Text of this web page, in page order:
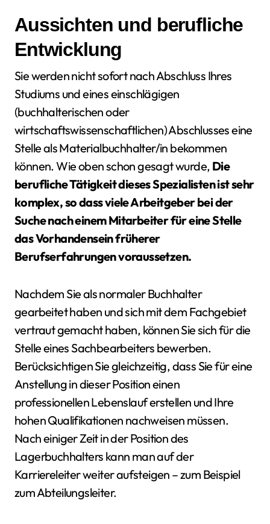
Aussichten und berufliche
Entwicklung
Sie werden nicht sofort nach Abschluss Ihres
Studiums und eines einschlägigen
(buchhalterischen oder
wirtschaftswissenschaftlichen) Abschlusses eine
Stelle als Materialbuchhalter/in bekommen
können. Wie oben schon gesagt wurde, Die
berufliche Tätigkeit dieses Spezialisten ist sehr
komplex, so dass viele Arbeitgeber bei der
Suche nach einem Mitarbeiter für eine Stelle
das Vorhandensein früherer
Berufserfahrungen voraussetzen.
Nachdem Sie als normaler Buchhalter
gearbeitet haben und sich mit dem Fachgebiet
vertraut gemacht haben, können Sie sich für die
Stelle eines Sachbearbeiters bewerben.
Berücksichtigen Sie gleichzeitig, dass Sie für eine
Anstellung in dieser Position einen
professionellen Lebenslauf erstellen und Ihre
hohen Qualifikationen nachweisen müssen.
Nach einiger Zeit in der Position des
Lagerbuchhalters kann man auf der
Karriereleiter weiter aufsteigen – zum Beispiel
zum Abteilungsleiter.